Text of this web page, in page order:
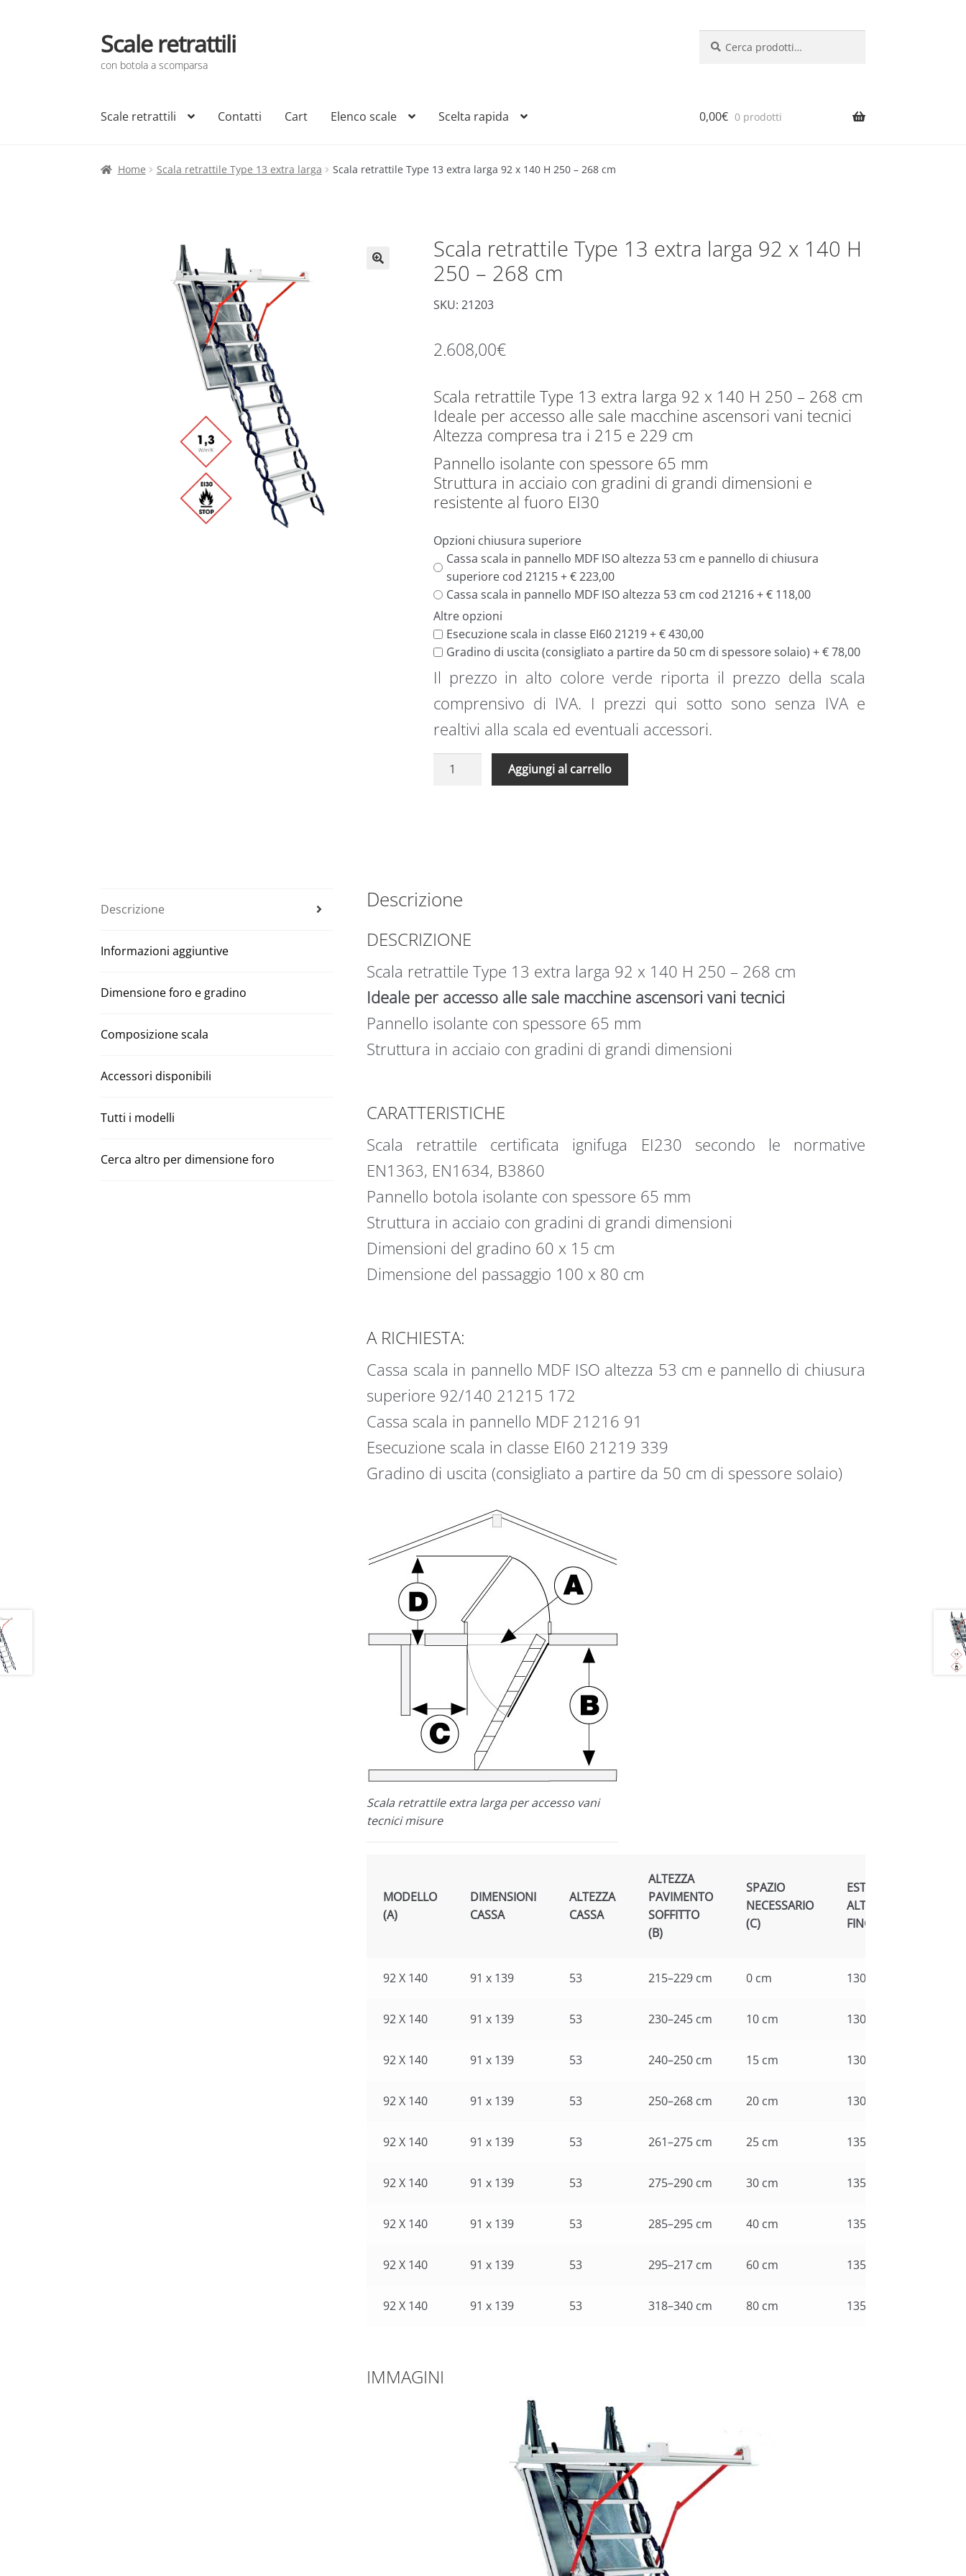
Vai
alla
navigazione
Vai
al
contenuto
Scale retrattili
con botola a scomparsa
Scale retrattili Contatti Cart Elenco scale Scelta rapida 0,00€ 0 prodotti
Home Scala retrattile Type 13 extra larga Scala retrattile Type 13 extra larga 92 x 140 H 250 – 268 cm
Scala retrattile Type 13 extra larga 92 x 140 H
250 – 268 cm
SKU: 21203
2.608,00€
Scala retrattile Type 13 extra larga 92 x 140 H 250 – 268 cm
Ideale per accesso alle sale macchine ascensori vani tecnici
Altezza compresa tra i 215 e 229 cm
Pannello isolante con spessore 65 mm
Struttura in acciaio con gradini di grandi dimensioni e
resistente al fuoro EI30
Opzioni chiusura superiore
Cassa scala in pannello MDF ISO altezza 53 cm e pannello di chiusura
superiore cod 21215 + € 223,00
Cassa scala in pannello MDF ISO altezza 53 cm cod 21216 + € 118,00
Altre opzioni
Esecuzione scala in classe EI60 21219 + € 430,00
Gradino di uscita (consigliato a partire da 50 cm di spessore solaio) + € 78,00
Il prezzo in alto colore verde riporta il prezzo della scala
comprensivo di IVA. I prezzi qui sotto sono senza IVA e
realtivi alla scala ed eventuali accessori.
Scala
140
250
268
cm
Aggiungi al carrello
Descrizione
Informazioni aggiuntive
Dimensione foro e gradino
Composizione scala
Accessori disponibili
Tutti i modelli
Cerca altro per dimensione foro
Descrizione
DESCRIZIONE
Scala retrattile Type 13 extra larga 92 x 140 H 250 – 268 cm
Ideale per accesso alle sale macchine ascensori vani tecnici
Pannello isolante con spessore 65 mm
Struttura in acciaio con gradini di grandi dimensioni
CARATTERISTICHE
Scala retrattile certificata ignifuga EI230 secondo le normative
EN1363, EN1634, B3860
Pannello botola isolante con spessore 65 mm
Struttura in acciaio con gradini di grandi dimensioni
Dimensioni del gradino 60 x 15 cm
Dimensione del passaggio 100 x 80 cm
A RICHIESTA:
Cassa scala in pannello MDF ISO altezza 53 cm e pannello di chiusura
superiore 92/140 21215 172
Cassa scala in pannello MDF 21216 91
Esecuzione scala in classe EI60 21219 339
Gradino di uscita (consigliato a partire da 50 cm di spessore solaio)
Scala retrattile extra larga per accesso vani
tecnici misure
MODELLO
(A)
DIMENSIONI
CASSA
ALTEZZA
CASSA
ALTEZZA
PAVIMENTO
SOFFITTO
(B)
SPAZIO
NECESSARIO
(C)
ESTENSIONE
ALTEZZA
FINO A
92 X 140 91 x 139 53 215–229 cm 0 cm 130
92 X 140 91 x 139 53 230–245 cm 10 cm 130
92 X 140 91 x 139 53 240–250 cm 15 cm 130
92 X 140 91 x 139 53 250–268 cm 20 cm 130
92 X 140 91 x 139 53 261–275 cm 25 cm 135
92 X 140 91 x 139 53 275–290 cm 30 cm 135
92 X 140 91 x 139 53 285–295 cm 40 cm 135
92 X 140 91 x 139 53 295–217 cm 60 cm 135
92 X 140 91 x 139 53 318–340 cm 80 cm 135
IMMAGINI